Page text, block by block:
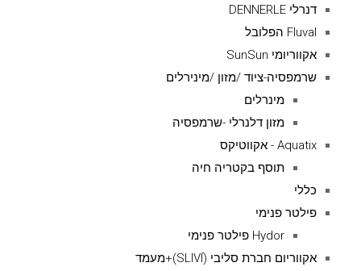
דנרלי DENNERLE
Fluval הפלובל
אקווריומי SunSun
שרמפסיה-ציוד /מזון /מינירלים
מינרלים
מזון דלנרלי -שרמפסיה
Aquatix - אקווטיקס
תוסף בקטריה חיה
כללי
פילטר פנימי
Hydor פילטר פנימי
אקווריום חברת סליבי (SLIVIׂׂ)+מעמד